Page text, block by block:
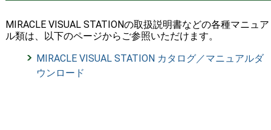
MIRACLE VISUAL STATIONの取扱説明書などの各種マニュア
ル類は、以下のページからご参照いただけます。
MIRACLE VISUAL STATION カタログ／マニュアルダ
ウンロード